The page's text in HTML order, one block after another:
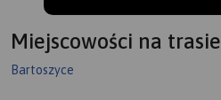
Miejscowości na trasie
Bartoszyce